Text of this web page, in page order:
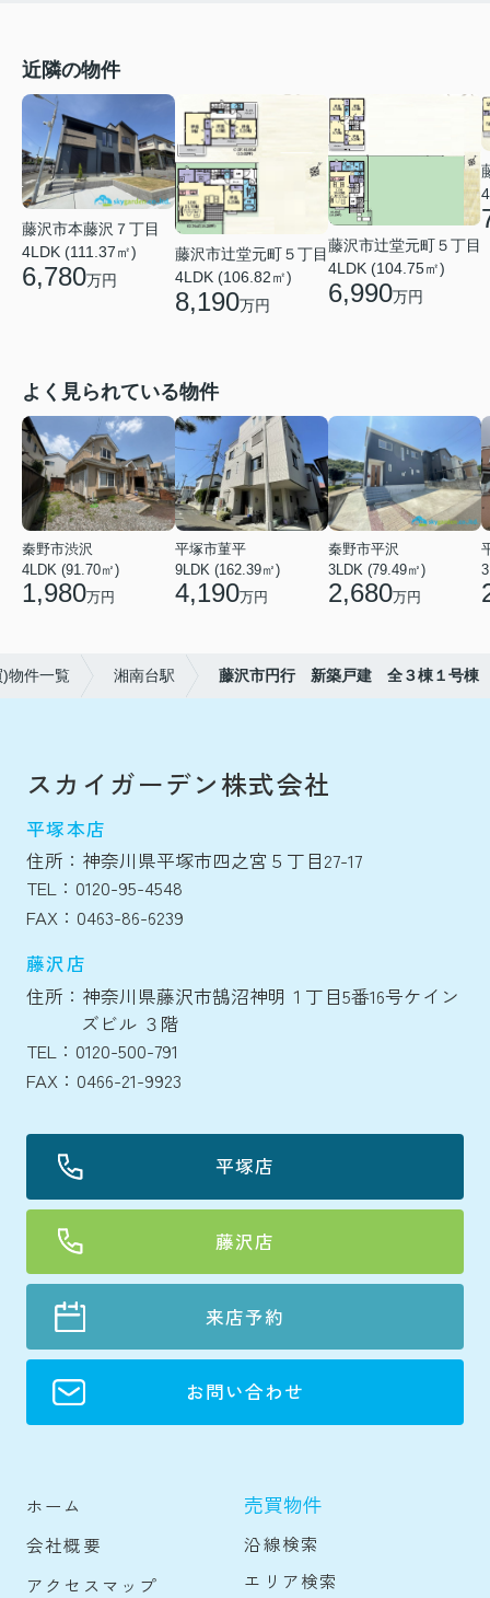
近隣の物件
藤沢市本藤沢７丁目
4LDK (111.37㎡)
6,780万円
藤沢市辻堂元町５丁目
4LDK (106.82㎡)
8,190万円
藤沢市辻堂元町５丁目
4LDK (104.75㎡)
6,990万円
よく見られている物件
秦野市渋沢
4LDK (91.70㎡)
1,980万円
平塚市菫平
9LDK (162.39㎡)
4,190万円
秦野市平沢
3LDK (79.49㎡)
2,680万円
物件一覧 湘南台駅 藤沢市円行 新築戸建 全３棟１号棟
スカイガーデン株式会社
平塚本店
住所：神奈川県平塚市四之宮５丁目27-17
TEL：0120-95-4548
FAX：0463-86-6239
藤沢店
住所：神奈川県藤沢市鵠沼神明１丁目5番16号ケイン
ズビル ３階
TEL：0120-500-791
FAX：0466-21-9923
平塚店
藤沢店
来店予約
お問い合わせ
ホーム
会社概要
アクセスマップ
売買物件
沿線検索
エリア検索